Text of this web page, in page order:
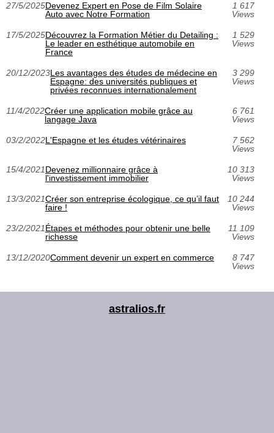
27/5/2025Devenez Expert en Pose de Film Solaire
Auto avec Notre Formation
1 617
Views
17/5/2025Découvrez la Formation Métier du Detailing :
Le leader en esthétique automobile en
France
1 529
Views
20/12/2023Les avantages des études de médecine en
Espagne: des universités publiques et
privées reconnues internationalement
3 299
Views
11/4/2022Créer une application mobile grâce au
langage Java
6 761
Views
03/2/2022L'Espagne et les études vétérinaires
7 562
Views
15/4/2021Devenez millionnaire grâce à
l'investissement immobilier
10 313
Views
13/3/2021Créer son entreprise écologique, ce qu’il faut
faire !
10 244
Views
23/2/2021Étapes et méthodes pour obtenir une belle
richesse
11 109
Views
13/12/2020Comment devenir un expert en commerce
8 747
Views
astralios.fr